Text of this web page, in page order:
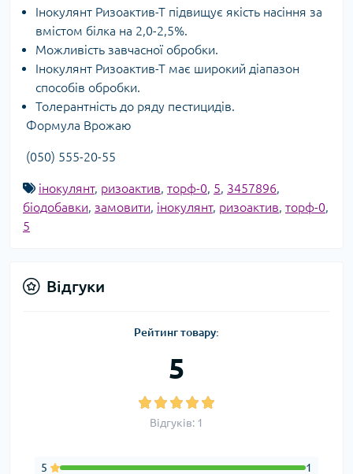
Інокулянт Ризоактив-Т підвищує якість насіння за
вмістом білка на 2,0-2,5%.
Можливість завчасної обробки.
Інокулянт Ризоактив-Т має широкий діапазон
способів обробки.
Толерантність до ряду пестицидів.
Формула Врожаю
(050) 555-20-55
інокулянт, ризоактив, торф-0, 5, 3457896,
біодобавки, замовити, інокулянт, ризоактив, торф-0,
5
Відгуки
Рейтинг товару:
5
Відгуків: 1
5 1